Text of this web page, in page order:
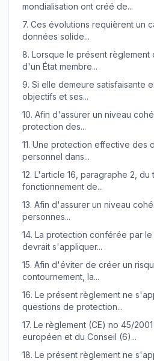
mondialisation ont créé de...
7. Ces évolutions requièrent un
données solide...
8. Lorsque le présent
d'un État membre...
9. Si elle demeure satisfaisante
objectifs et ses...
10. Afin d'assurer un niveau
protection des...
11. Une protection effective des
personnel dans...
12. L'article 16, paragraphe 2, du
fonctionnement de...
13. Afin d'assurer un niveau
personnes...
14. La protection conférée par
devrait s'appliquer...
15. Afin d'éviter de créer un
contournement, la...
16. Le présent règlement ne
questions de protection...
17. Le règlement (CE) no 45/
européen et du Conseil (6)...
18. Le présent règlement ne